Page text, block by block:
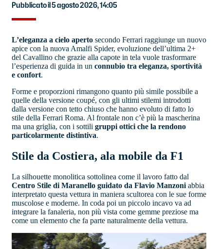
Pubblicato il 5 agosto 2026, 14:05
L’eleganza a cielo aperto secondo Ferrari raggiunge un nuovo
apice con la nuova Amalfi Spider, evoluzione dell’ultima 2+
del Cavallino che grazie alla capote in tela vuole trasformare
l’esperienza di guida in un connubio tra eleganza, sportività
e confort.
Forme e proporzioni rimangono quanto più simile possibile a
quelle della versione coupé, con gli ultimi stilemi introdotti
dalla versione con tetto chiuso che hanno evoluto di fatto lo
stile della Ferrari Roma. Al frontale non c’è più la mascherina
ma una griglia, con i sottili gruppi ottici che la rendono
particolarmente distintiva.
Stile da Costiera, ala mobile da F1
La silhouette monolitica sottolinea come il lavoro fatto dal
Centro Stile di Maranello guidato da Flavio Manzoni abbia
interpretato questa vettura in maniera scultorea con le sue forme
muscolose e moderne. In coda poi un piccolo incavo va ad
integrare la fanaleria, non più vista come gemme preziose ma
come un elemento che fa parte naturalmente della vettura.